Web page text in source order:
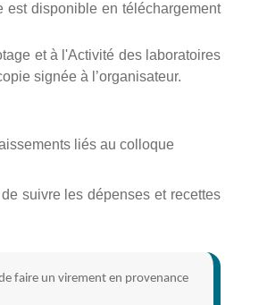
est disponible en téléchargement
et à l'Activité des laboratoires
signée à l’organisateur.
liés au colloque
suivre les dépenses et recettes
faire un virement en provenance